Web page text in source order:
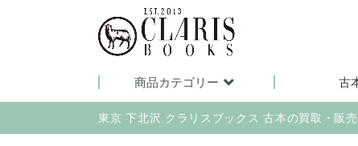
商品カテゴリー 古
東京 下北沢 クラリスブックス 古本の買取・販